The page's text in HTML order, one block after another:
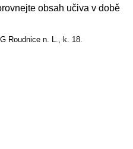
obsah učiva v době
Roudnice n. L., k. 18.